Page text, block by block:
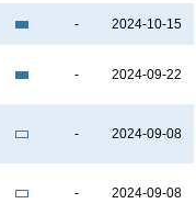
- 2024-10-15
- 2024-09-22
- 2024-09-08
- 2024-09-08